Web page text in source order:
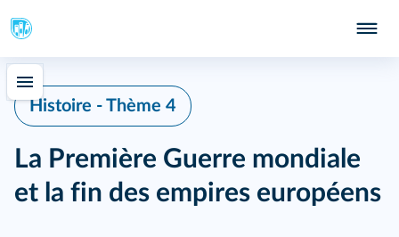
Histoire - Thème 4
La Première Guerre mondiale
et la fin des empires européens